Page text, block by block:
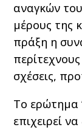
αναγκών
μέρους της
πράξη η
σχέσεις,
Το ερώτημα
επιχειρεί